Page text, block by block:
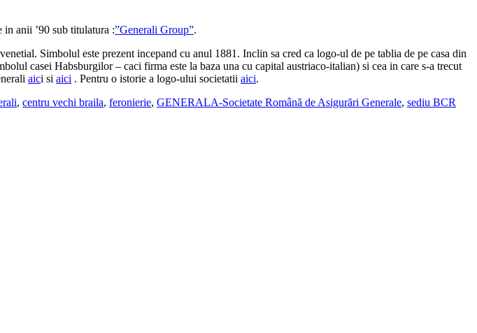
in anii ’90 sub titulatura :”Generali Group”.
Simbolul este prezent incepand cu anul 1881. Inclin sa cred ca logo-ul de pe tablia de pe casa din
casei Habsburgilor – caci firma este la baza una cu capital austriaco-italian) si cea in care s-a trecut
aici si aici . Pentru o istorie a logo-ului societatii aici.
, centru vechi braila, feronierie, GENERALA-Societate Românã de Asigurări Generale, sediu BCR